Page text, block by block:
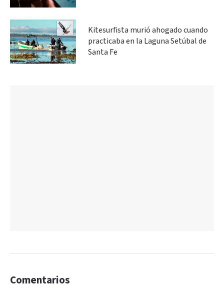
Kitesurfista murió ahogado cuando
practicaba en la Laguna Setúbal de
Santa Fe
Comentarios